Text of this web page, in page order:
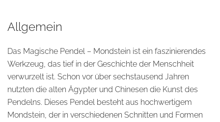
Allgemein
Das Magische Pendel – Mondstein ist ein faszinierendes
Werkzeug, das tief in der Geschichte der Menschheit
verwurzelt ist. Schon vor über sechstausend Jahren
nutzten die alten Ägypter und Chinesen die Kunst des
Pendelns. Dieses Pendel besteht aus hochwertigem
Mondstein, der in verschiedenen Schnitten und Formen